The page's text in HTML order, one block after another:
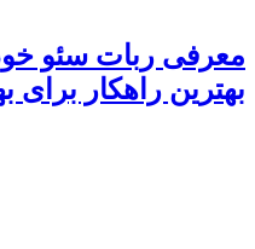
معرفی ربات سئو
بهترین راهکار برای